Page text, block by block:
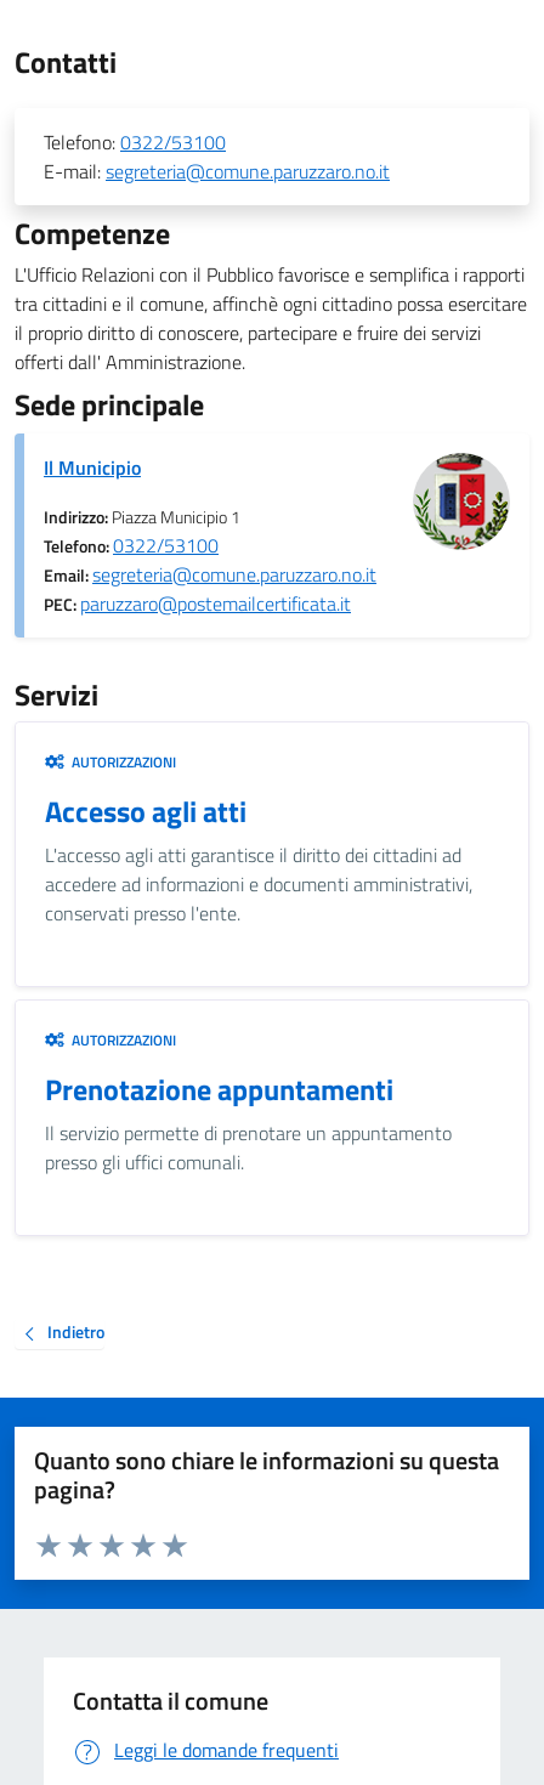
Contatti
Telefono:0322/53100
E-mail:segreteria@comune.paruzzaro.no.it
Competenze
L'Ufficio Relazioni con il Pubblico favorisce e semplifica i rapporti
tra cittadini e il comune, affinchè ogni cittadino possa esercitare
il proprio diritto di conoscere, partecipare e fruire dei servizi
offerti dall' Amministrazione.
Sede principale
Il Municipio
Indirizzo:Piazza Municipio 1
Telefono:0322/53100
Email:segreteria@comune.paruzzaro.no.it
PEC:paruzzaro@postemailcertificata.it
Servizi
AUTORIZZAZIONI
Accesso agli atti
L'accesso agli atti garantisce il diritto dei cittadini ad
accedere ad informazioni e documenti amministrativi,
conservati presso l'ente.
AUTORIZZAZIONI
Prenotazione appuntamenti
Il servizio permette di prenotare un appuntamento
presso gli uffici comunali.
Indietro
Quanto sono chiare le informazioni su questa
pagina?
Valuta da 1 a 5 stelle la pagina
Valuta 5 stelle su 5
Valuta 4 stelle su 5
Valuta 3 stelle su 5
Valuta 2 stelle su 5
Valuta 1 stelle su 5
Contatta il comune
Leggi le domande frequenti